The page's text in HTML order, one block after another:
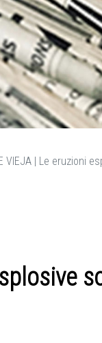
VIEJA | Le eruzioni